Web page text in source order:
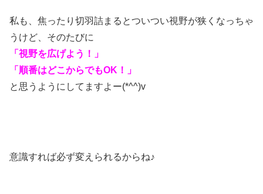
私も、焦ったり切羽詰まるとついつい視野が狭くなっちゃ
うけど、そのたびに
「視野を広げよう！」
「順番はどこからでもOK！」
と思うようにしてますよー(*^^)v
意識すれば必ず変えられるからね♪